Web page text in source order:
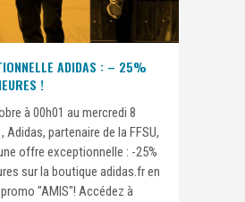
ADIDAS : – 25%
!
à 00h01 au mercredi 8
Adidas, partenaire de la FFSU,
offre exceptionnelle : -25%
sur la boutique adidas.fr en
"AMIS"! Accédez à